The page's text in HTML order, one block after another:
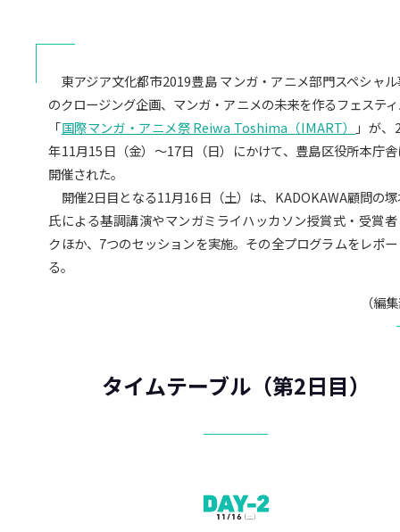
Facebook
な
ブ
ッ
ク
東アジア文化都市2019豊島 マンガ・アニメ部門スペシャ
のクロージング企画、マンガ・アニメの未来を作るフェステ
「国際マンガ・アニメ祭 Reiwa Toshima（IMART）
」が、
年11月15日（金）〜17日（日）にかけて、豊島区役所本庁
開催された。
開催2日目となる11月16日（土）は、KADOKAWA顧問の
氏による基調講演やマンガミライハッカソン授賞式・受賞
クほか、7つのセッションを実施。その全プログラムをレポ
る。
（編
タイムテーブル（第2日目）